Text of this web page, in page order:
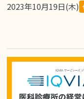
2023年10月19日(木)